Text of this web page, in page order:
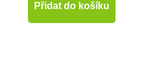
Přidat do košíku